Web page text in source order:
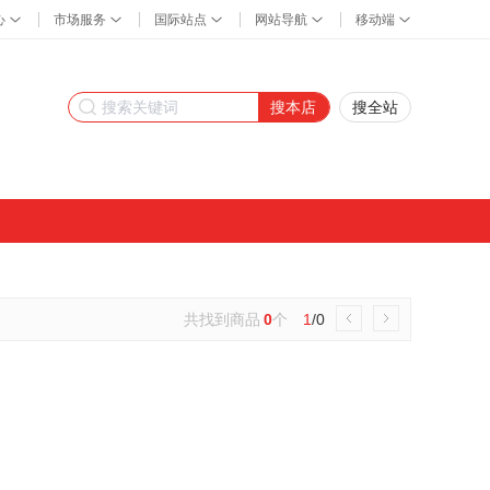
搜本店 搜全站
共找到商品 0个 1/0